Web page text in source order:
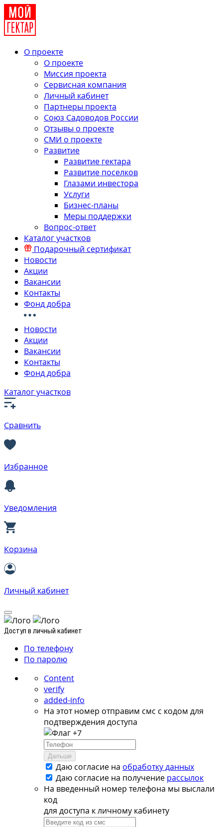
О проекте
О проекте
Миссия проекта
Сервисная компания
Личный кабинет
Партнеры проекта
Союз Садоводов России
Отзывы о проекте
СМИ о проекте
Развитие
Развитие гектара
Развитие поселков
Глазами инвестора
Услуги
Бизнес-планы
Меры поддержки
Вопрос-ответ
Каталог участков
Подарочный сертификат
Новости
Акции
Вакансии
Контакты
Фонд добра
Новости
Акции
Вакансии
Контакты
Фонд добра
Каталог участков
Сравнить
Избранное
Уведомления
Корзина
Личный кабинет
Доступ в личный кабинет
По телефону
По паролю
Content
verify
added-info
На этот номер отправим смс с кодом для
подтверждения доступа
+7
Дальше
Даю согласие на обработку данных
Даю согласие на получение рассылок
На введенный номер телефона мы выслали
код
для доступа к личному кабинету